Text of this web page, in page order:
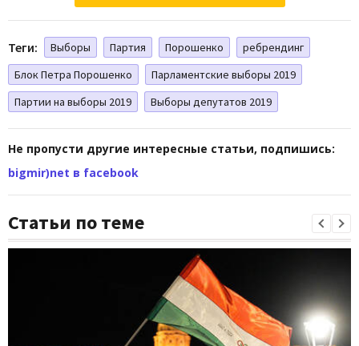
Теги: Выборы Партия Порошенко
ребрендинг
Блок Петра Порошенко
Парламентские выборы 2019
Партии на выборы 2019
Выборы депутатов 2019
Не пропусти другие интересные статьи, подпишись:
bigmir)net в facebook
Статьи по теме